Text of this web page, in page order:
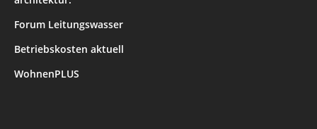
Forum Leitungswasser
Betriebskosten aktuell
WohnenPLUS